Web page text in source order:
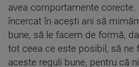
avea comportamente corecte.
încercat în acești ani să
bune, să le facem de formă,
tot ceea ce este posibil, să ne
aceste reguli bune, pentru că